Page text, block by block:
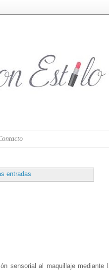
entradas
sensorial al maquillaje mediante